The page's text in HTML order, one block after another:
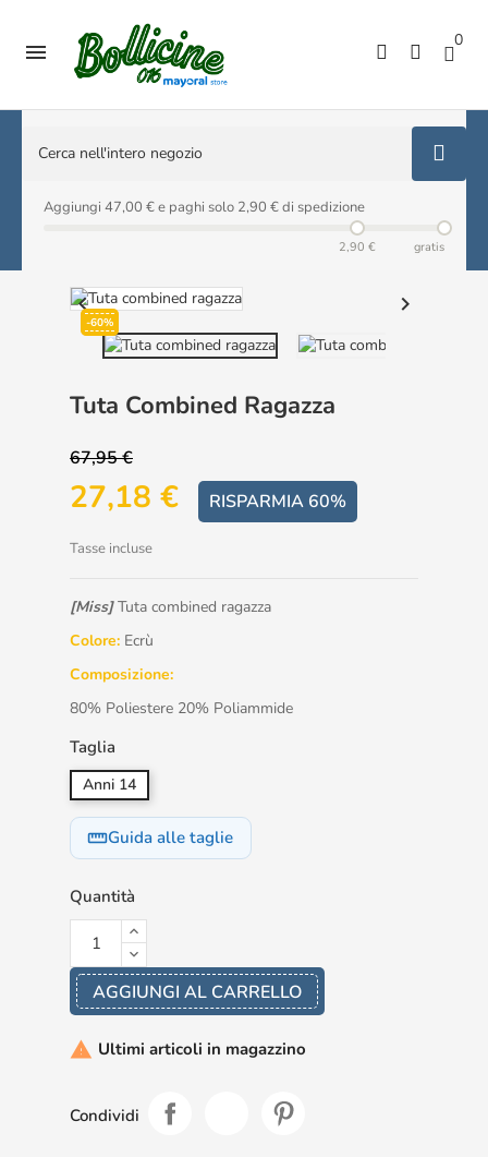
 0
Aggiungi 47,00 € e paghi solo 2,90 € di spedizione
2,90 € gratis
-60%
 
Tuta Combined Ragazza
67,95 €
27,18 € RISPARMIA 60%
Tasse incluse
[Miss] Tuta combined ragazza
Colore: Ecrù
Composizione:
80% Poliestere 20% Poliammide
Taglia
Anni 14
straightenGuida alle taglie
Quantità
AGGIUNGI AL CARRELLO
 Ultimi articoli in magazzino
Condividi